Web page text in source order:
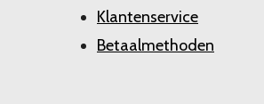
Klantenservice
Betaalmethoden